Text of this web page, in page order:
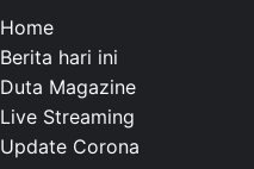
Home
Berita hari ini
Duta Magazine
Live Streaming
Update Corona